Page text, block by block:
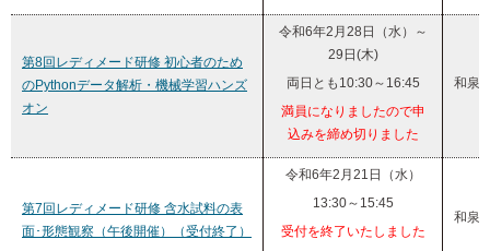
第8回レディメード研修 初心者のため
のPythonデータ解析・機械学習ハンズ
オン
令和6年2月28日（水）～
29日(木)
両日とも10:30～16:45
満員になりましたので申
込みを締め切りました
和泉
第7回レディメード研修 含水試料の表
面･形態観察（午後開催）（受付終了）
令和6年2月21日（水）
13:30～15:45
受付を終了いたしました
和泉